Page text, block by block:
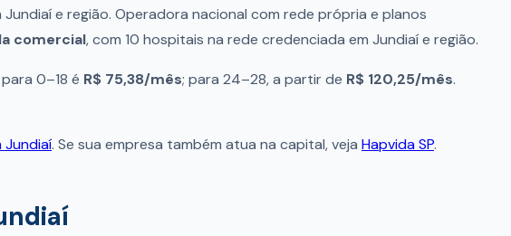
e região. Operadora nacional com rede própria e planos
comercial, com 10 hospitais na rede credenciada em Jundiaí e região.
0–18 é R$ 75,38/mês; para 24–28, a partir de R$ 120,25/mês.
Jundiaí. Se sua empresa também atua na capital, veja Hapvida SP.